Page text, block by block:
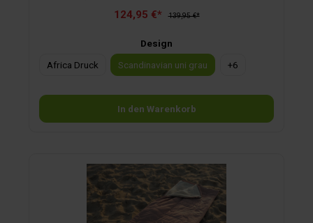
modische Wendetasche dient als Kissen und stylischer
Polyester
124,95 €* 139,95 €*
Design
Africa Druck
Scandinavian uni grau +6
In den Warenkorb